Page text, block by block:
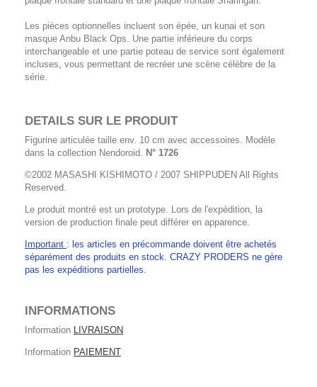
Les pièces optionnelles incluent son épée, un kunai et son
masque Anbu Black Ops. Une partie inférieure du corps
interchangeable et une partie poteau de service sont également
incluses, vous permettant de recréer une scène célèbre de la
série.
DETAILS SUR LE PRODUIT
Figurine articulée taille env. 10 cm avec accessoires. Modèle
dans la collection Nendoroid.
N° 1726
©2002 MASASHI KISHIMOTO / 2007 SHIPPUDEN All Rights
Reserved.
Le produit montré est un prototype. Lors de l'expédition, la
version de production finale peut différer en apparence.
Important : les articles en précommande doivent être achetés
séparément des produits en stock. CRAZY PRODERS ne gère
pas les expéditions partielles.
INFORMATIONS
Information LIVRAISON
Information PAIEMENT